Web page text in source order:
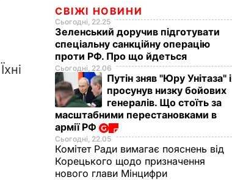
СВІЖІ НОВИНИ
Сьогодні, 22.25
Зеленський доручив підготувати
спеціальну санкційну операцію
проти РФ. Про що йдеться
Сьогодні, 22.06
Путін зняв "Юру Унітаза" і
просунув низку бойових
генералів. Що стоїть за
масштабними перестановками в
армії РФ
Сьогодні, 22.05
Комітет Ради вимагає пояснень від
Корецького щодо призначення
нового глави Мінцифри